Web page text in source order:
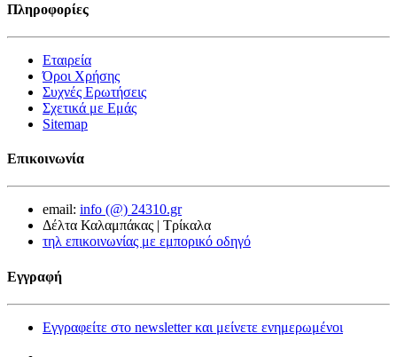
Πληροφορίες
Εταιρεία
Όροι Χρήσης
Συχνές Ερωτήσεις
Σχετικά με Εμάς
Sitemap
Επικοινωνία
email: info (@) 24310.gr
Δέλτα Καλαμπάκας | Τρίκαλα
τηλ επικοινωνίας με εμπορικό οδηγό
Εγγραφή
Εγγραφείτε στο newsletter και μείνετε ενημερωμένοι